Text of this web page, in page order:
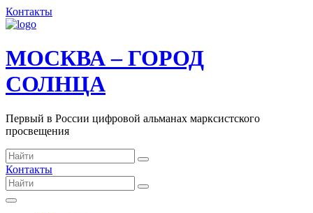
Контакты
МОСКВА – ГОРОД
СОЛНЦА
Первый в России цифровой альманах марксистского
просвещения
Контакты